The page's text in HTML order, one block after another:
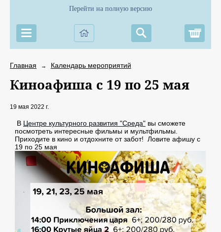
Перейти на полную версию
Главная → Календарь мероприятий
Киноафиша с 19 по 25 мая
19 мая 2022 г.
В Центре культурного развития "Среда" вы сможете
посмотреть интересные фильмы и мультфильмы.
Приходите в кино и отдохните от забот! Ловите афишу c
19 по 25 мая